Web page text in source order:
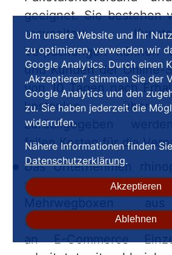
geeignet. Sie bestehen
recyceltem
Verpackungen können
und Kunden der Online-
von 10 Tagen nach
kostenlos über
zurückgegeben
fallen Kosten für die
Das Unternehmen
vermietet oder
Polypropylen in
an E-Commerce
Um unsere Website und Ihr
zu optimieren, verwenden wir
Google Analytics. Durch einen
„Akzeptieren“ stimmen Sie der
Google Analytics und den
zu. Sie haben jederzeit die
widerrufen.
Nähere Informationen finden
Datenschutzerklärung.
Ablehnen
Akzeptieren